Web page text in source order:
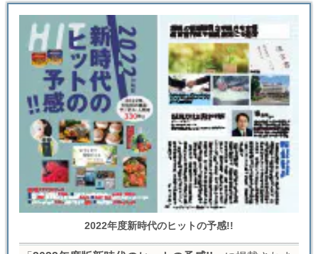
2022年度新時代のヒットの予感!!